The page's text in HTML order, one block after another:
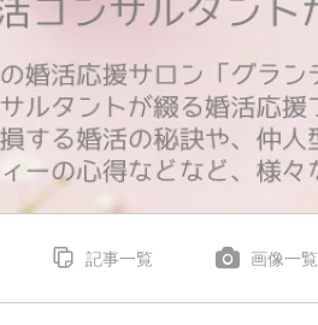
記事一覧 画像一覧